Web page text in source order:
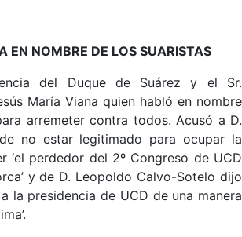
EN NOMBRE DE LOS SUARISTAS
del Duque de Suárez y el Sr.
María Viana quien habló en nombre
arremeter contra todos. Acusó a D.
no estar legitimado para ocupar la
‘el perdedor del 2º Congreso de UCD
y de D. Leopoldo Calvo-Sotelo dijo
la presidencia de UCD de una manera